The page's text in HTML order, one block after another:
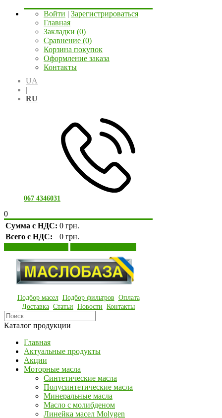
Войти | Зарегистрироваться
Главная
Закладки (0)
Сравнение (0)
Корзина покупок
Оформление заказа
Контакты
UA
|
RU
067 4346031
0
Сумма с НДС: 0 грн.
Всего с НДС:
0 грн.
Подбор масел Подбор фильтров Оплата
Доставка Статьи Новости Контакты
Каталог продукции
Главная
Актуальные продукты
Акции
Моторные масла
Синтетические масла
Полусинтетические масла
Минеральные масла
Масло с молибденом
Линейка масел Molygen